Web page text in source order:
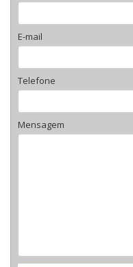
E-mail
Telefone
Mensagem